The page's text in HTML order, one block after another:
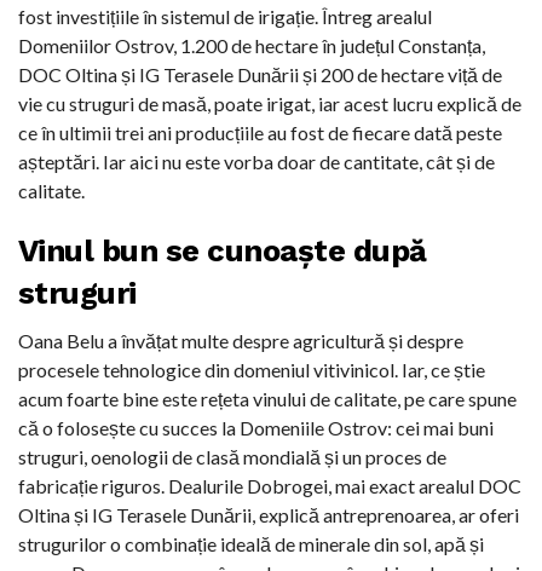
fost investițiile în sistemul de irigație. Întreg arealul
Domeniilor Ostrov, 1.200 de hectare în județul Constanța,
DOC Oltina și IG Terasele Dunării și 200 de hectare viță de
vie cu struguri de masă, poate irigat, iar acest lucru explică de
ce în ultimii trei ani producțiile au fost de fiecare dată peste
așteptări. Iar aici nu este vorba doar de cantitate, cât și de
calitate.
Vinul bun se cunoaște după
struguri
Oana Belu a învățat multe despre agricultură și despre
procesele tehnologice din domeniul vitivinicol. Iar, ce știe
acum foarte bine este rețeta vinului de calitate, pe care spune
că o folosește cu succes la Domeniile Ostrov: cei mai buni
struguri, oenologii de clasă mondială și un proces de
fabricație riguros. Dealurile Dobrogei, mai exact arealul DOC
Oltina și IG Terasele Dunării, explică antreprenoarea, ar oferi
strugurilor o combinație ideală de minerale din sol, apă și